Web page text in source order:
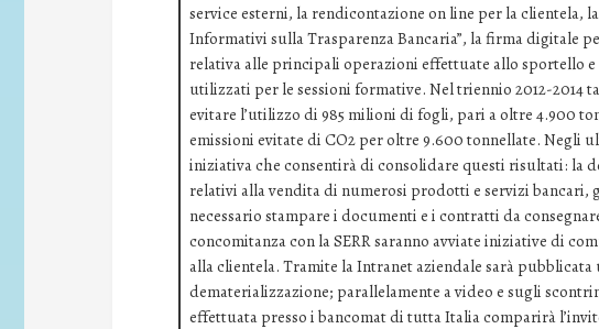
service esterni, la rendicontazione on line per la clientela,
Informativi sulla Trasparenza Bancaria”, la firma digitale
relativa alle principali operazioni effettuate allo sportello
utilizzati per le sessioni formative. Nel triennio 2012-2014
evitare l’utilizzo di 985 milioni di fogli, pari a oltre 4.900
emissioni evitate di CO2 per oltre 9.600 tonnellate. Negli
iniziativa che consentirà di consolidare questi risultati: la
relativi alla vendita di numerosi prodotti e servizi bancari,
necessario stampare i documenti e i contratti da
concomitanza con la SERR saranno avviate iniziative di
alla clientela. Tramite la Intranet aziendale sarà pubblicata
dematerializzazione; parallelamente a video e sugli
effettuata presso i bancomat di tutta Italia comparirà